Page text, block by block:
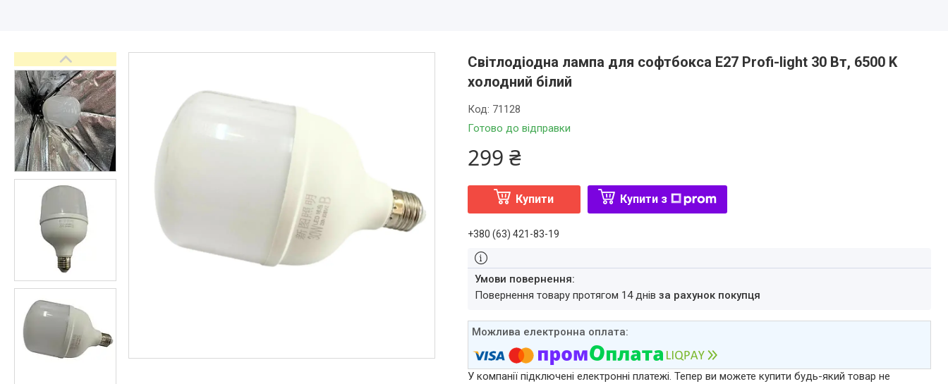
Студійні парасольки
Студійне світло
Лампи для постійного та
імпульсного світла
Набори постійного світла для
фото і відео
Набори імпульсного світла
Фото відбивачі, тримачі для
відбивачів
Поворотні столики
Все для предметної зйомки
Лайтбокси, фотобокси
Кільцеві лампи, товари для
Світлодіодні LED-панель,
відеосвітло
Підсвічування, накамерне
світло
Світлодіодна лампа для софтбокса E27 Profi-light 30 Вт, 6500 K
холодний білий
Готово до відправки
Код: 71128
299 ₴
Купити Купити з
+380 (63) 421-83-19
повернення товару протягом 14 днів за рахунок покупця
У компанії підключені електронні платежі. Тепер ви можете купити будь-який товар не